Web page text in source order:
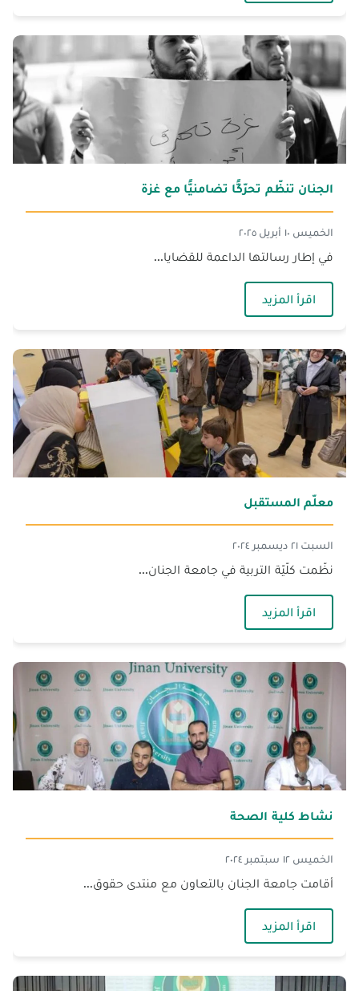
الجنان تنظّم تحرّكًّا تضامنيًّا مع غزة
الخميس ١٠ أبريل ٢٠٢٥
في إطار رسالتها الداعمة للقضايا...
اقرأ المزيد
معلّم المستقبل
السبت ٢١ ديسمبر ٢٠٢٤
نظّمت كلّيّة التربية في جامعة الجنان...
اقرأ المزيد— معلّم المستقبل
نشاط كلية الصحة
الخميس ١٢ سبتمبر ٢٠٢٤
أقامت جامعة الجنان بالتعاون مع منتدى حقوق...
اقرأ المزيد— نشاط كلية الصحة